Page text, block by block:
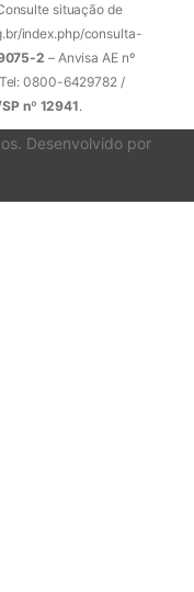
situação de
index.php/consulta-
2 – Anvisa AE nº
0800-6429782 /
nº 12941.
Desenvolvido por